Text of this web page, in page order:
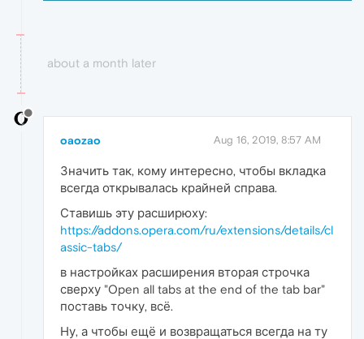
about a month later
oaozao Aug 16, 2019, 8:57 AM
Значить так, кому интересно, чтобы вкладка
всегда открывалась крайней справа.
Ставишь эту расширюху:
https://addons.opera.com/ru/extensions/details/cl
assic-tabs/
в настройках расширения вторая строчка
сверху "Open all tabs at the end of the tab bar"
поставь точку, всё.
Ну, а чтобы ещё и возвращаться всегда на ту